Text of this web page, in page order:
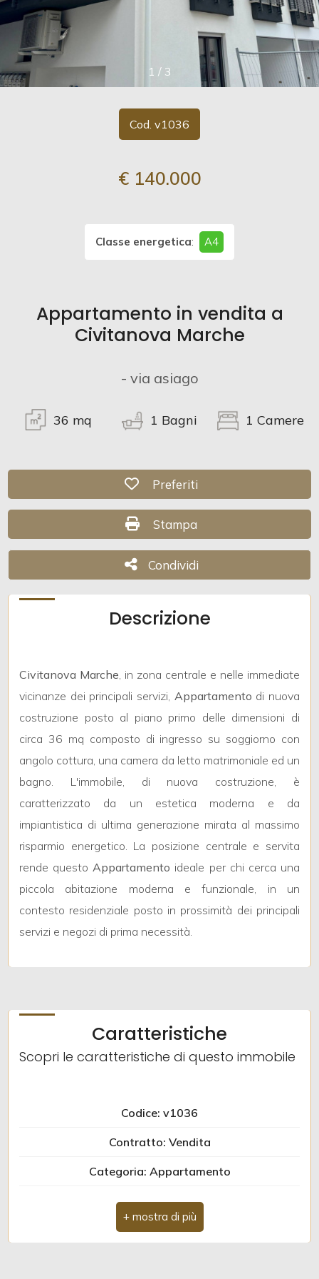
1 / 3
Cod. v1036
€ 140.000
Classe energetica: A4
Appartamento in vendita a
Civitanova Marche
- via asiago
36 mq 1 Bagni 1 Camere
Preferiti: Cod. v1036
Preferiti
Stampa: Cod. v1036
Stampa
Condividi
Condividi
Descrizione
Civitanova Marche, in zona centrale e nelle immediate
vicinanze dei principali servizi, Appartamento di nuova
costruzione posto al piano primo delle dimensioni di
circa 36 mq composto di ingresso su soggiorno con
angolo cottura, una camera da letto matrimoniale ed un
bagno. L'immobile, di nuova costruzione, è
caratterizzato da un estetica moderna e da
impiantistica di ultima generazione mirata al massimo
risparmio energetico. La posizione centrale e servita
rende questoAppartamento ideale per chi cerca una
piccola abitazione moderna e funzionale, in un
contesto residenziale posto in prossimità dei principali
servizi e negozi di prima necessità.
Caratteristiche
Scopri le caratteristiche di questo immobile
Codice: v1036
Contratto: Vendita
Categoria: Appartamento
Indirizzo: via asiago
Comune: Civitanova Marche
Comune
Commerciali
Prezzo
Locali
minimi
Qualsiasi
Bagni